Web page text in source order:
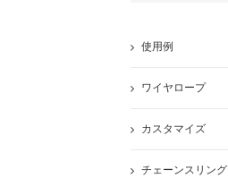
使用例
ワイヤロープ
カスタマイズ
チェーンスリング